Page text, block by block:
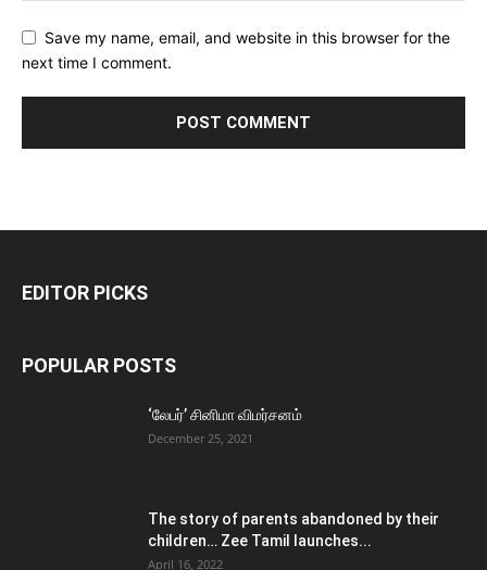
Save my name, email, and website in this browser for the
next time I comment.
EDITOR PICKS
POPULAR POSTS
‘லேபர்’ சினிமா விமர்சனம்
December 25, 2021
The story of parents abandoned by their
children… Zee Tamil launches...
April 16, 2022